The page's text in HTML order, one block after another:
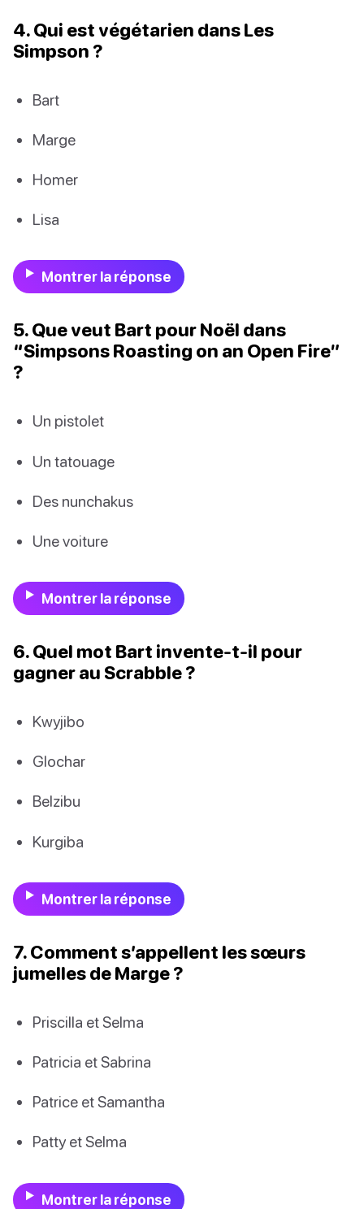
4. Qui est végétarien dans Les
Simpson ?
Bart
Marge
Homer
Lisa
Montrer la réponse
5. Que veut Bart pour Noël dans
“Simpsons Roasting on an Open Fire”
?
Un pistolet
Un tatouage
Des nunchakus
Une voiture
Montrer la réponse
6. Quel mot Bart invente-t-il pour
gagner au Scrabble ?
Kwyjibo
Glochar
Belzibu
Kurgiba
Montrer la réponse
7. Comment s’appellent les sœurs
jumelles de Marge ?
Priscilla et Selma
Patricia et Sabrina
Patrice et Samantha
Patty et Selma
Montrer la réponse